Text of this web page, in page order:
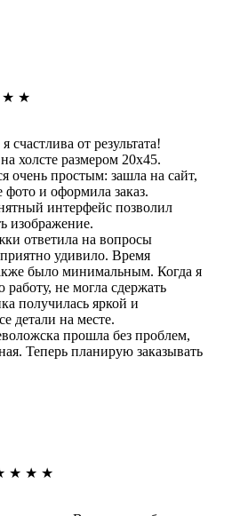
★ ★
счастлива от результата!
холсте размером 20х45.
очень простым: зашла на сайт,
и оформила заказ.
интерфейс позволил
изображение.
ответила на вопросы
удивило. Время
было минимальным. Когда я
работу, не могла сдержать
получилась яркой и
детали на месте.
прошла без проблем,
Теперь планирую заказывать
★ ★ ★